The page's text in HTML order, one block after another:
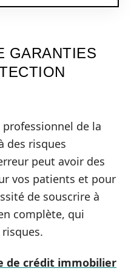
GARANTIES
professionnel de la
des risques
peut avoir des
vos patients et pour
de souscrire à
complète, qui
risques.
de crédit immobilier